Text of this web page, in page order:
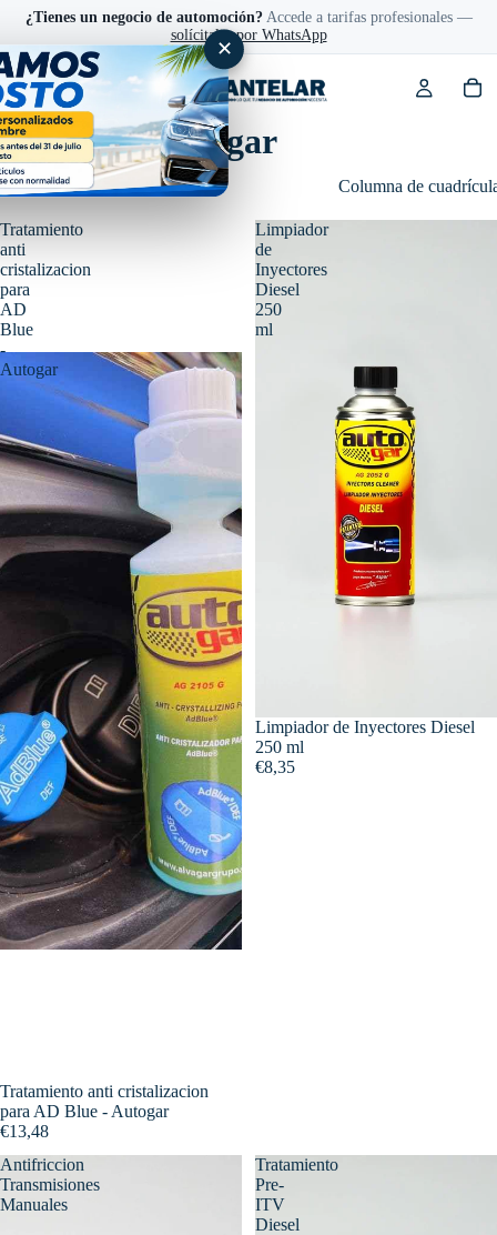
¿Tienes un negocio de automoción?Accede a tarifas profesionales —
solícitalas por WhatsApp
✕
Aditivos Autogar
Filtro Columna de
Tratamiento
anti
cristalizacion
para
AD
Blue
-
Autogar
Tratamiento anti cristalizacion
para AD Blue - Autogar
€13,48
Limpiador
de
Inyectores
Diesel
250
ml
Limpiador de Inyectores Diesel
250 ml
€8,35
Antifriccion
Transmisiones
Manuales
Tratamiento
Pre-
ITV
Diesel